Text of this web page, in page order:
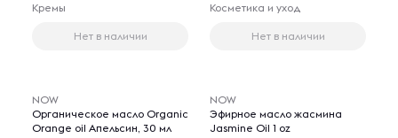
Кремы
Нет в наличии
Косметика и уход
Нет в наличии
NOW
Органическое масло Organic
Orange oil Апельсин, 30 мл
NOW
Эфирное масло жасмина
Jasmine Oil 1 oz